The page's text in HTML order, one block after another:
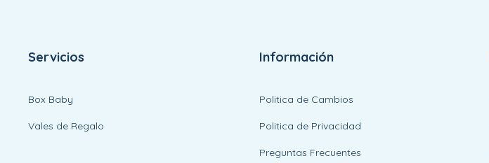
Servicios
Box Baby
Vales de Regalo
Información
Politica de Cambios
Politica de Privacidad
Preguntas Frecuentes